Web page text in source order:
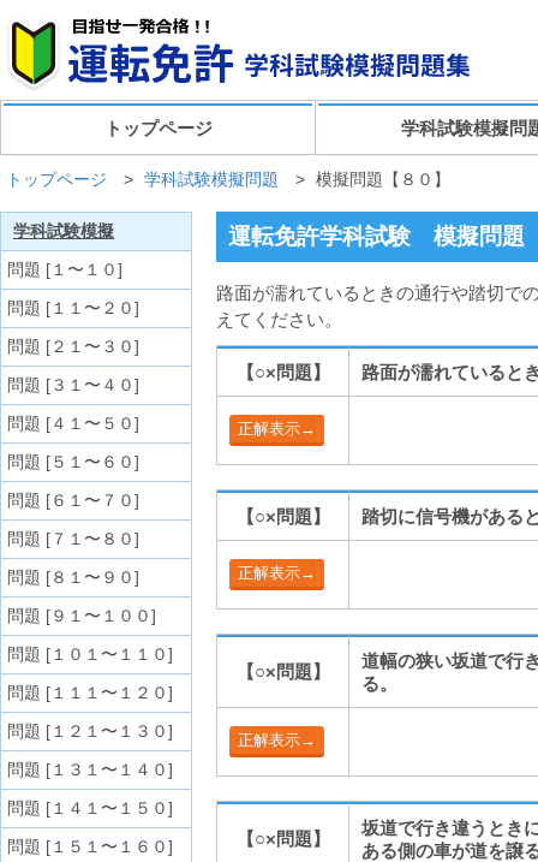
トップページ 学科試験模擬問
トップページ > 学科試験模擬問題 > 模擬問題【８０】
運転免許学科試験 模擬問題
路面が濡れているときの通行や踏切で
えてください。
【○×問題】 路面が濡れていると
【○×問題】 踏切に信号機がある
【○×問題】
道幅の狭い坂道で行
る。
【○×問題】
坂道で行き違うとき
ある側の車が道を譲
学科試験模擬
問題 [１〜１０]
問題 [１１〜２０]
問題 [２１〜３０]
問題 [３１〜４０]
問題 [４１〜５０]
問題 [５１〜６０]
問題 [６１〜７０]
問題 [７１〜８０]
問題 [８１〜９０]
問題 [９１〜１００]
問題 [１０１〜１１０]
問題 [１１１〜１２０]
問題 [１２１〜１３０]
問題 [１３１〜１４０]
問題 [１４１〜１５０]
問題 [１５１〜１６０]